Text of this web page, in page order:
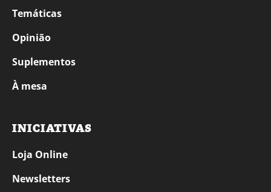
Temáticas
Opinião
Suplementos
À mesa
INICIATIVAS
Loja Online
Newsletters